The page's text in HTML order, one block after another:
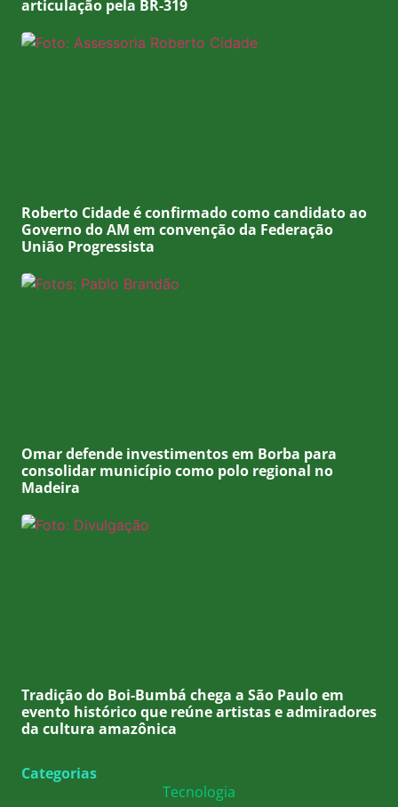
articulação pela BR-319
Roberto Cidade é confirmado como candidato ao
Governo do AM em convenção da Federação
União Progressista
Omar defende investimentos em Borba para
consolidar município como polo regional no
Madeira
Tradição do Boi-Bumbá chega a São Paulo em
evento histórico que reúne artistas e admiradores
da cultura amazônica
Categorias
Tecnologia